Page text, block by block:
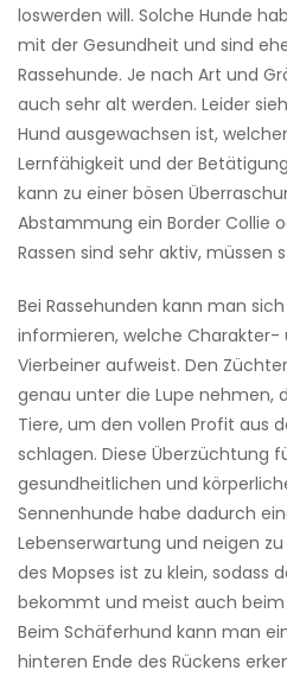
loswerden will. Solche Hunde
mit der Gesundheit und sind
Rassehunde. Je nach Art und
auch sehr alt werden. Leider
Hund ausgewachsen ist,
Lernfähigkeit und der
kann zu einer bösen
Abstammung ein Border Collie
Rassen sind sehr aktiv,
Bei Rassehunden kann man
informieren, welche Charakter-
Vierbeiner aufweist. Den
genau unter die Lupe nehmen,
Tiere, um den vollen Profit aus
schlagen. Diese Überzüchtung
gesundheitlichen und
Sennenhunde habe dadurch
Lebenserwartung und neigen
des Mopses ist zu klein, sodass
bekommt und meist auch
Beim Schäferhund kann man
hinteren Ende des Rückens